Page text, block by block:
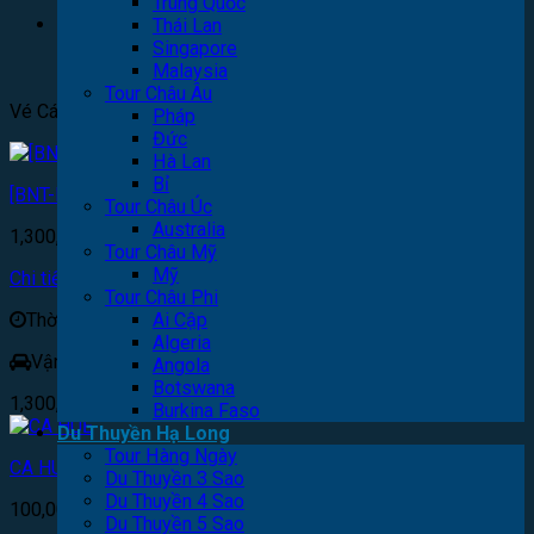
Thái Lan
Singapore
Malaysia
Tour Châu Âu
Pháp
Đức
Hà Lan
Bỉ
Tour Châu Úc
Australia
Tour Châu Mỹ
Mỹ
Tour Châu Phi
Ai Cập
Algeria
Angola
Botswana
Burkina Faso
Du Thuyền Hạ Long
Tour Hàng Ngày
Du Thuyền 3 Sao
Du Thuyền 4 Sao
Du Thuyền 5 Sao
[BNT-ND35] HUẾ - CVN MIKAZUKI WATER PARK 365
1,690,000
₫
Vé Các Loại
[BNT-ND11] BÀ NÀ HILLS (ĂN TRƯA)
1,300,000
đồng
Chi tiết
Thời gian: 1 Ngày
Vận chuyển: Ô tô
1,300,000
CA HUẾ
100,000
đồng